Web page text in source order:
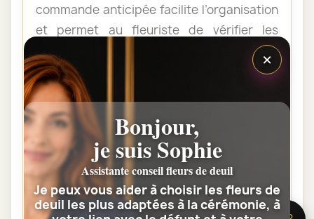
commande anticipée facilite l’organisation
et permet au fleuriste de vérifier les
contraintes du lieu de livraison.
Les fleurs peuvent-elles être livrées
au domicile de la famille ?
Oui. Une composition de condoléances
peut être livrée au domicile avant ou après
la cérémonie. Vérifiez simplement que
quelqu’un pourra réceptionner les fleurs.
×
Bonjour,
je suis Sophie
Assistante conseil fleurs de deuil
Je peux vous aider à choisir les fleurs de
deuil les plus adaptées à la cérémonie, à